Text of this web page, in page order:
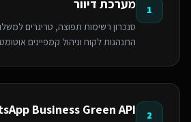
1 מערכת דיוור
התנהגות לקוח וניהול קמפיינים
2
Business Green API